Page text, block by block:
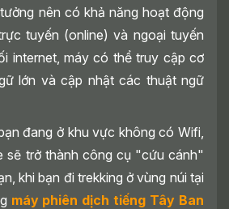
nên có khả năng hoạt động
tuyến (online) và ngoại tuyến
internet, máy có thể truy cập cơ
lớn và cập nhật các thuật ngữ
đang ở khu vực không có Wifi,
sẽ trở thành công cụ "cứu cánh"
khi bạn đi trekking ở vùng núi tại
máy phiên dịch tiếng Tây Ban